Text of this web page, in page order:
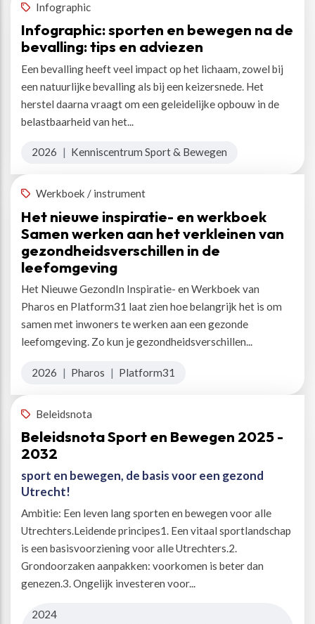
Infographic
Infographic: sporten en bewegen na de
bevalling: tips en adviezen
Een bevalling heeft veel impact op het lichaam, zowel bij
een natuurlijke bevalling als bij een keizersnede. Het
herstel daarna vraagt om een geleidelijke opbouw in de
belastbaarheid van het...
2026 | Kenniscentrum Sport & Bewegen
Werkboek / instrument
Het nieuwe inspiratie- en werkboek
Samen werken aan het verkleinen van
gezondheidsverschillen in de
leefomgeving
Het Nieuwe GezondIn Inspiratie- en Werkboek van
Pharos en Platform31 laat zien hoe belangrijk het is om
samen met inwoners te werken aan een gezonde
leefomgeving. Zo kun je gezondheidsverschillen...
2026 | Pharos | Platform31
Beleidsnota
Beleidsnota Sport en Bewegen 2025 -
2032
sport en bewegen, de basis voor een gezond
Utrecht!
Ambitie: Een leven lang sporten en bewegen voor alle
Utrechters.Leidende principes1. Een vitaal sportlandschap
is een basisvoorziening voor alle Utrechters.2.
Grondoorzaken aanpakken: voorkomen is beter dan
genezen.3. Ongelijk investeren voor...
2024